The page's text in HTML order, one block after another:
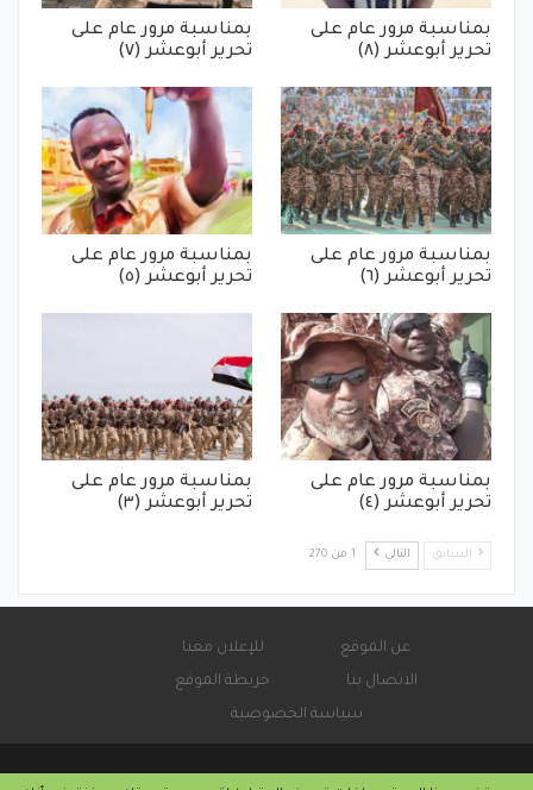
بمناسبة مرور عام على
تحرير أبوعشر (٨)
بمناسبة مرور عام على
تحرير أبوعشر (٧)
بمناسبة مرور عام على
تحرير أبوعشر (٦)
بمناسبة مرور عام على
تحرير أبوعشر (٥)
بمناسبة مرور عام على
تحرير أبوعشر (٤)
بمناسبة مرور عام على
تحرير أبوعشر (٣)
السابق التالي 1 من 270
عن الموقع
للإعلان معنا
الاتصال بنا
خريطة الموقع
سياسة الخصوصية